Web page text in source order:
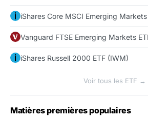
iShares Core MSCI Emerging Markets
Vanguard FTSE Emerging Markets
iShares Russell 2000 ETF (IWM)
Voir tous les ETF →
Matières premières populaires